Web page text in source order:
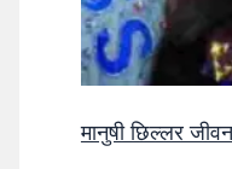
मानुषी छिल्लर